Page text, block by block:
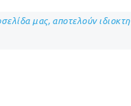
μας, αποτελούν